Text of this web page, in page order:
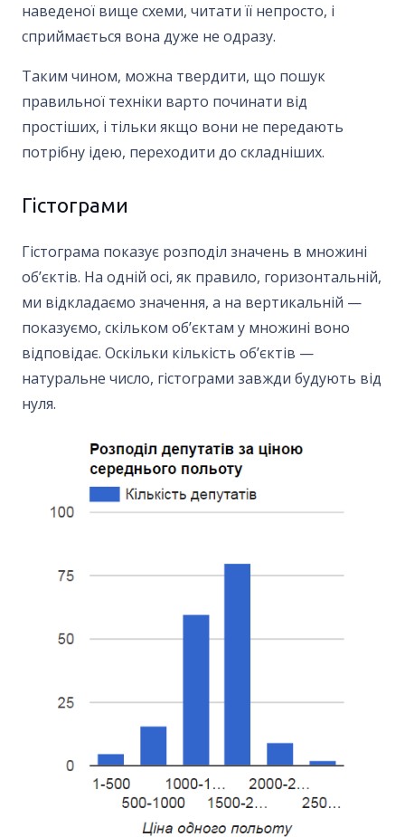
наведеної вище схеми, читати її непросто, і
сприймається вона дуже не одразу.
Таким чином, можна твердити, що пошук
правильної техніки варто починати від
простіших, і тільки якщо вони не передають
потрібну ідею, переходити до складніших.
Гістограми
Гістограма показує розподіл значень в множині
об’єктів. На одній осі, як правило, горизонтальній,
ми відкладаємо значення, а на вертикальній —
показуємо, скільком об’єктам у множині воно
відповідає. Оскільки кількість об’єктів —
натуральне число, гістограми завжди будують від
нуля.